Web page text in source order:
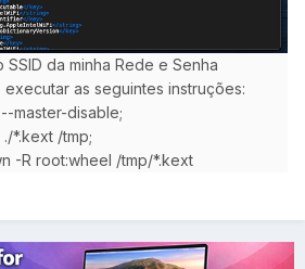
SSID da minha Rede e Senha
executar as seguintes instruções:
master-disable;
*.kext /tmp;
-R root:wheel /tmp/*.kext